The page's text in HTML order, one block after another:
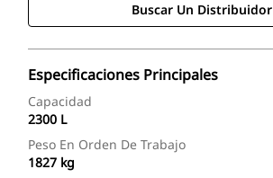
Buscar Un Distribuidor
Especificaciones Principales
Capacidad
2300 L
Peso En Orden De Trabajo
1827 kg